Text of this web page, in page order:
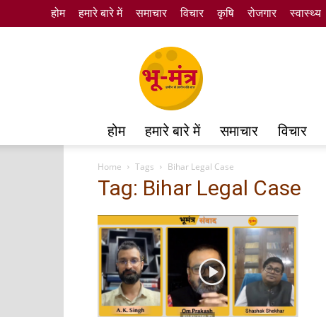
होम हमारे बारे में समाचार विचार कृषि रोजगार स्वास्थ्य
होम हमारे बारे में समाचार विचार
Home Tags Bihar Legal Case
Tag: Bihar Legal Case